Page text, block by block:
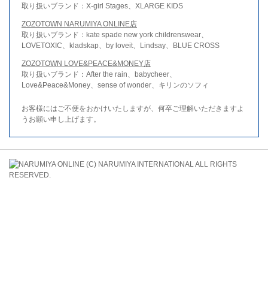
取り扱いブランド：X-girl Stages、XLARGE KIDS
ZOZOTOWN NARUMIYA ONLINE店
取り扱いブランド：kate spade new york childrenswear、
LOVETOXIC、kladskap、by loveit、Lindsay、BLUE CROSS
ZOZOTOWN LOVE&PEACE&MONEY店
取り扱いブランド：After the rain、babycheer、
Love&Peace&Money、sense of wonder、キリンのソフィ
お客様にはご不便をおかけいたしますが、何卒ご理解いただきますよ
うお願い申し上げます。